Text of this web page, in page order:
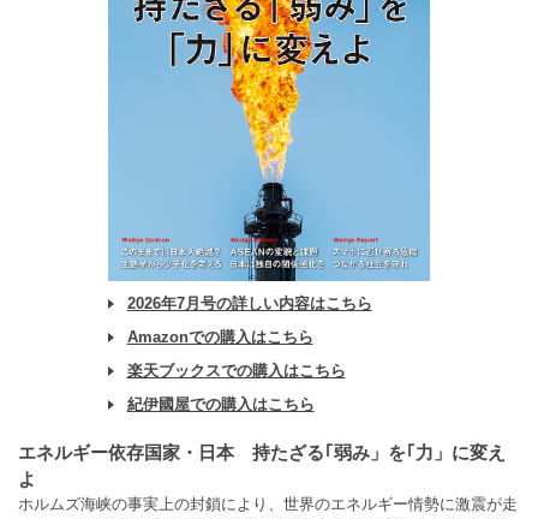
2026年7月号の詳しい内容はこちら
Amazonでの購入はこちら
楽天ブックスでの購入はこちら
紀伊國屋での購入はこちら
エネルギー依存国家・日本 持たざる｢弱み」を｢力」に変え
よ
ホルムズ海峡の事実上の封鎖により、世界のエネルギー情勢に激震が走